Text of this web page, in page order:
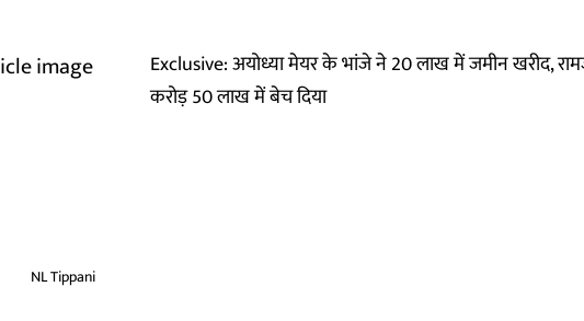
Exclusive: अयोध्या मेयर के भांजे ने 20 लाख में जमीन खरीद,
करोड़ 50 लाख में बेच दिया
NL Tippani